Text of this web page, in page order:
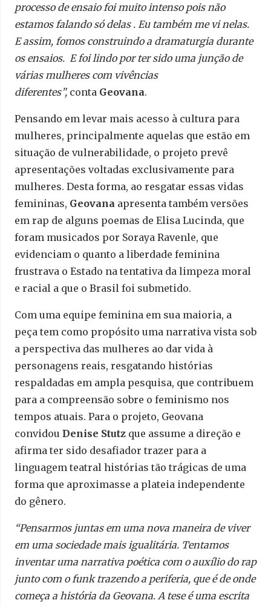
processo de ensaio foi muito intenso pois não
estamos falando só delas . Eu também me vi nelas.
E assim, fomos construindo a dramaturgia durante
os ensaios. E foi lindo por ter sido uma junção de
várias mulheres com vivências
diferentes”, conta Geovana.
Pensando em levar mais acesso à cultura para
mulheres, principalmente aquelas que estão em
situação de vulnerabilidade, o projeto prevê
apresentações voltadas exclusivamente para
mulheres. Desta forma, ao resgatar essas vidas
femininas, Geovana apresenta também versões
em rap de alguns poemas de Elisa Lucinda, que
foram musicados por Soraya Ravenle, que
evidenciam o quanto a liberdade feminina
frustrava o Estado na tentativa da limpeza moral
e racial a que o Brasil foi submetido.
Com uma equipe feminina em sua maioria, a
peça tem como propósito uma narrativa vista sob
a perspectiva das mulheres ao dar vida à
personagens reais, resgatando histórias
respaldadas em ampla pesquisa, que contribuem
para a compreensão sobre o feminismo nos
tempos atuais. Para o projeto, Geovana
convidou Denise Stutz que assume a direção e
afirma ter sido desafiador trazer para a
linguagem teatral histórias tão trágicas de uma
forma que aproximasse a plateia independente
do gênero.
“Pensarmos juntas em uma nova maneira de viver
em uma sociedade mais igualitária. Tentamos
inventar uma narrativa poética com o auxílio do rap
junto com o funk trazendo a periferia, que é de onde
começa a história da Geovana. A tese é uma escrita